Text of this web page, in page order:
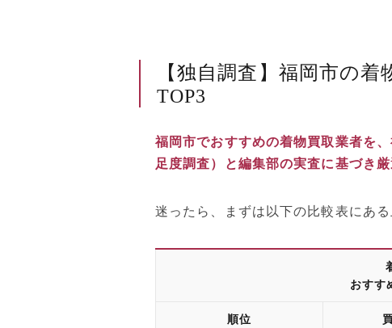
【独自調査】福岡市の
TOP3
福岡市でおすすめの着物買取業者を
足度調査）と編集部の実査に基づき厳
迷ったら、まずは以下の比較表にあ
おすす
順位